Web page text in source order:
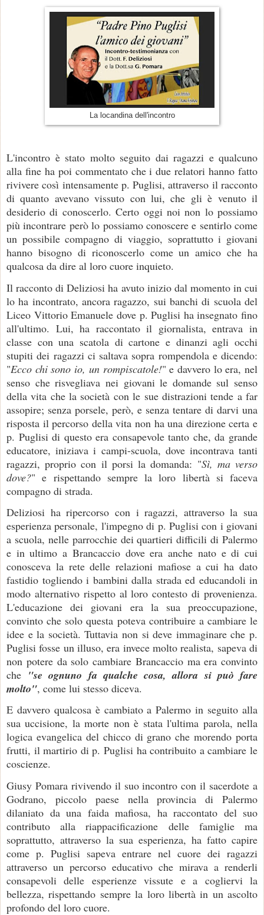
La locandina dell'incontro
L'incontro è stato molto seguito dai ragazzi e qualcuno
alla fine ha poi commentato che i due relatori hanno fatto
rivivere così intensamente p. Puglisi, attraverso il racconto
di quanto avevano vissuto con lui, che gli è venuto il
desiderio di conoscerlo. Certo oggi noi non lo possiamo
più incontrare però lo possiamo conoscere e sentirlo come
un possibile compagno di viaggio, soprattutto i giovani
hanno bisogno di riconoscerlo come un amico che ha
qualcosa da dire al loro cuore inquieto.
Il racconto di Deliziosi ha avuto inizio dal momento in cui
lo ha incontrato, ancora ragazzo, sui banchi di scuola del
Liceo Vittorio Emanuele dove p. Puglisi ha insegnato fino
all'ultimo. Lui, ha raccontato il giornalista, entrava in
classe con una scatola di cartone e dinanzi agli occhi
stupiti dei ragazzi ci saltava sopra rompendola e dicendo:
"Ecco chi sono io, un rompiscatole!" e davvero lo era, nel
senso che risvegliava nei giovani le domande sul senso
della vita che la società con le sue distrazioni tende a far
assopire; senza porsele, però, e senza tentare di darvi una
risposta il percorso della vita non ha una direzione certa e
p. Puglisi di questo era consapevole tanto che, da grande
educatore, iniziava i campi-scuola, dove incontrava tanti
ragazzi, proprio con il porsi la domanda: "Sì, ma verso
dove?" e rispettando sempre la loro libertà si faceva
compagno di strada.
Deliziosi ha ripercorso con i ragazzi, attraverso la sua
esperienza personale, l'impegno di p. Puglisi con i giovani
a scuola, nelle parrocchie dei quartieri difficili di Palermo
e in ultimo a Brancaccio dove era anche nato e di cui
conosceva la rete delle relazioni mafiose a cui ha dato
fastidio togliendo i bambini dalla strada ed educandoli in
modo alternativo rispetto al loro contesto di provenienza.
L'educazione dei giovani era la sua preoccupazione,
convinto che solo questa poteva contribuire a cambiare le
idee e la società. Tuttavia non si deve immaginare che p.
Puglisi fosse un illuso, era invece molto realista, sapeva di
non potere da solo cambiare Brancaccio ma era convinto
che "se ognuno fa qualche cosa, allora si può fare
molto", come lui stesso diceva.
E davvero qualcosa è cambiato a Palermo in seguito alla
sua uccisione, la morte non è stata l'ultima parola, nella
logica evangelica del chicco di grano che morendo porta
frutti, il martirio di p. Puglisi ha contribuito a cambiare le
coscienze.
Giusy Pomara rivivendo il suo incontro con il sacerdote a
Godrano, piccolo paese nella provincia di Palermo
dilaniato da una faida mafiosa, ha raccontato del suo
contributo alla riappacificazione delle famiglie ma
soprattutto, attraverso la sua esperienza, ha fatto capire
come p. Puglisi sapeva entrare nel cuore dei ragazzi
attraverso un percorso educativo che mirava a renderli
consapevoli delle esperienze vissute e a cogliervi la
bellezza, rispettando sempre la loro libertà in un ascolto
profondo del loro cuore.